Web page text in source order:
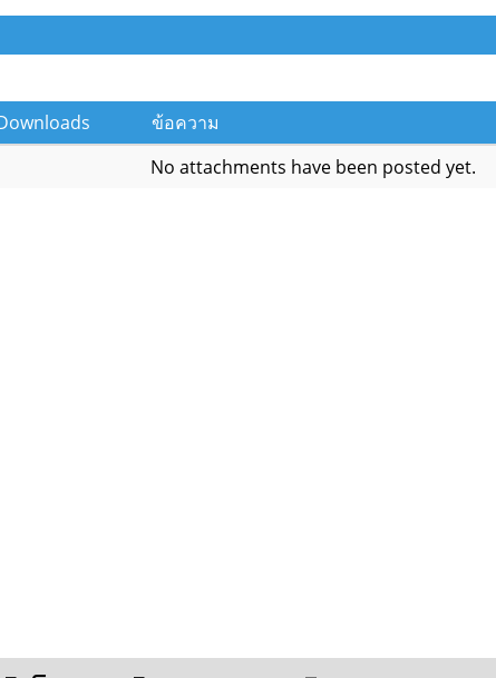
ข้อความ
No attachments have been posted yet.